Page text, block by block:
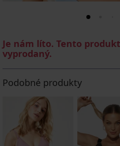
Je nám líto. Tento
vyprodaný.
Podobné produkty